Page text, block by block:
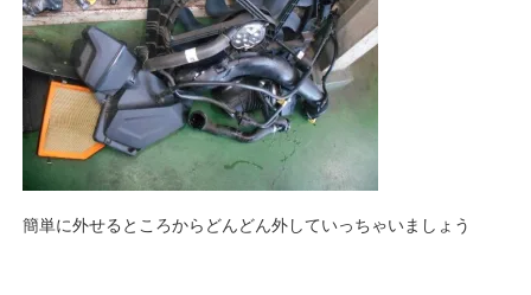
簡単に外せるところからどんどん外していっちゃいましょう